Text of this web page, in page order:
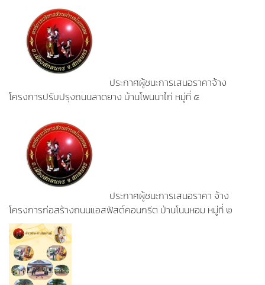
ประกาศผู้ชนะการเสนอราคาจ้าง
โครงการปรับปรุงถนนลาดยาง บ้านโพนนาไก่ หมู่ที่ ๕
ประกาศผู้ชนะการเสนอราคา จ้าง
โครงการก่อสร้างถนนแอสฟัสต์คอนกรีต บ้านโนนหอม หมู่ที่ ๒